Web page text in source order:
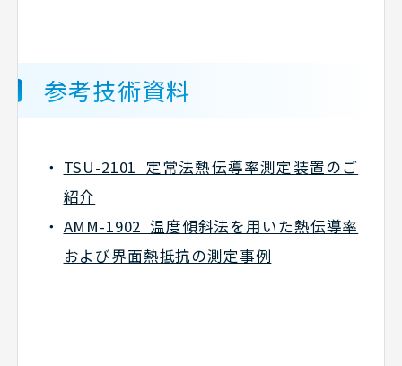
参考技術資料
TSU-2101 定常法熱伝導率測定装置のご
紹介
AMM-1902 温度傾斜法を用いた熱伝導率
および界面熱抵抗の測定事例